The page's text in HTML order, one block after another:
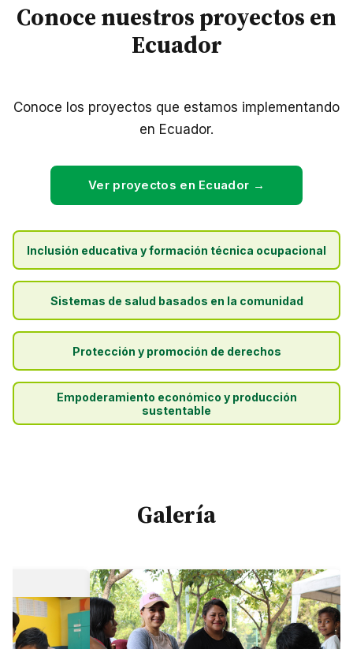
Conoce nuestros proyectos en
Ecuador
Conoce los proyectos que estamos implementando
en Ecuador.
Ver proyectos en Ecuador →
Inclusión educativa y formación técnica ocupacional
Sistemas de salud basados en la comunidad
Protección y promoción de derechos
Empoderamiento económico y producción
sustentable
Galería